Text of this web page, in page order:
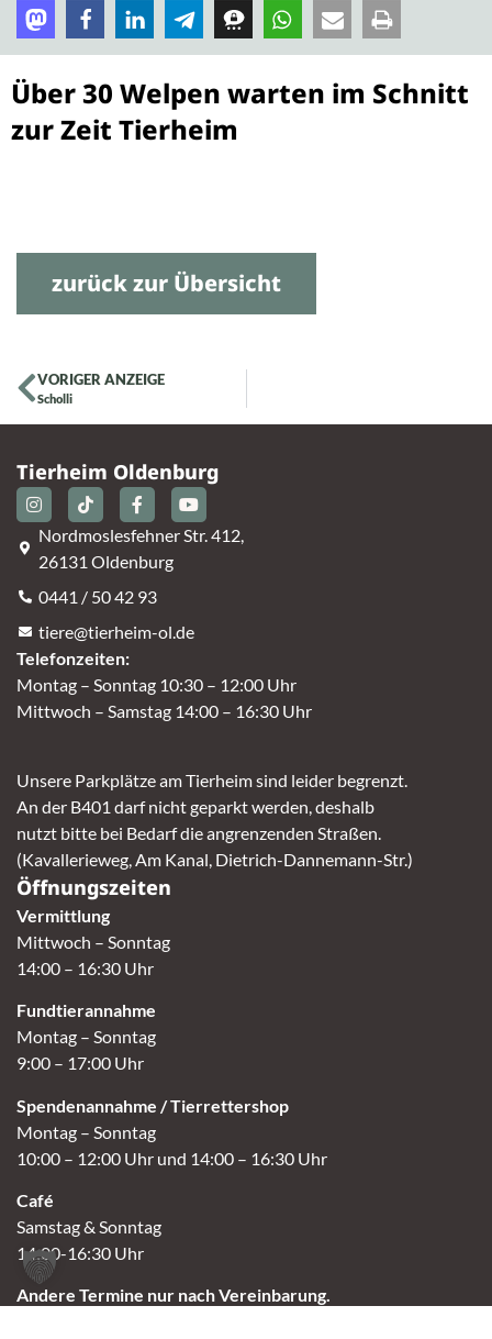
Über 30 Welpen warten im Schnitt
zur Zeit Tierheim
zurück zur Übersicht
VORIGER ANZEIGE
Scholli
Tierheim Oldenburg
Nordmoslesfehner Str. 412,
26131 Oldenburg
0441 / 50 42 93
tiere@tierheim-ol.de
Telefonzeiten:
Montag – Sonntag 10:30 – 12:00 Uhr
Mittwoch – Samstag 14:00 – 16:30 Uhr
Unsere Parkplätze am Tierheim sind leider begrenzt.
An der B401 darf nicht geparkt werden, deshalb
nutzt bitte bei Bedarf die angrenzenden Straßen.
(Kavallerieweg, Am Kanal, Dietrich-Dannemann-Str.)
Öffnungszeiten
Vermittlung
Mittwoch – Sonntag
14:00 – 16:30 Uhr
Fundtierannahme
Montag – Sonntag
9:00 – 17:00 Uhr
Spendenannahme / Tierrettershop
Montag – Sonntag
10:00 – 12:00 Uhr und 14:00 – 16:30 Uhr
Café
Samstag & Sonntag
14:00-16:30 Uhr
Andere Termine nur nach Vereinbarung.